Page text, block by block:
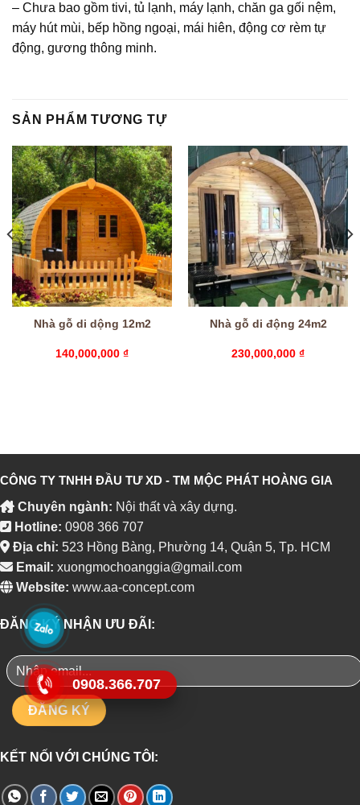
– Chưa bao gồm tivi, tủ lạnh, máy lạnh, chăn ga gối nệm,
máy hút mùi, bếp hồng ngoại, mái hiên, động cơ rèm tự
động, gương thông minh.
SẢN PHẨM TƯƠNG TỰ
Nhà gỗ di dộng 12m2
140,000,000 ₫
Nhà gỗ di động 24m2
230,000,000 ₫
CÔNG TY TNHH ĐẦU TƯ XD - TM MỘC PHÁT HOÀNG GIA
Chuyên ngành: Nội thất và xây dựng.
Hotline: 0908 366 707
Địa chỉ: 523 Hồng Bàng, Phường 14, Quận 5, Tp. HCM
Email: xuongmochoanggia@gmail.com
Website: www.aa-concept.com
ĐĂNG KÝ NHẬN ƯU ĐÃI:
KẾT NỐI VỚI CHÚNG TÔI:
0908.366.707